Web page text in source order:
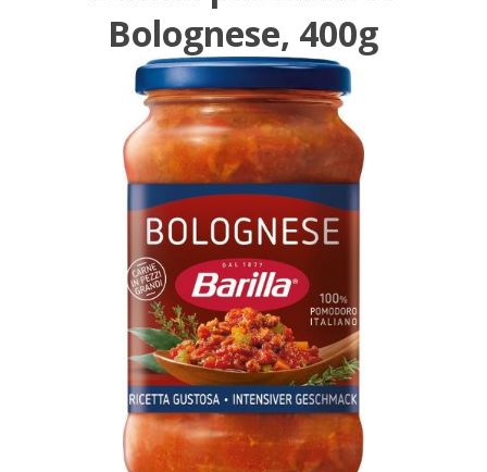
Bolognese, 400g